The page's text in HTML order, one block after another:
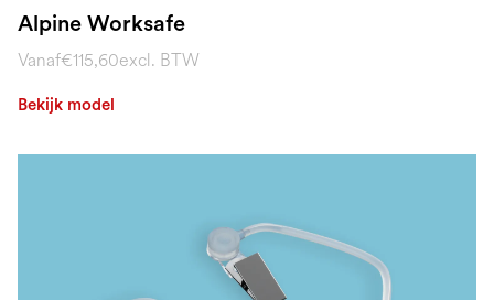
Alpine Worksafe
Vanaf€115,60excl. BTW
Bekijk model